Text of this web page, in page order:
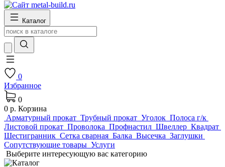
Каталог
0
Избранное
0
0 р. Корзина
Арматурный прокат Трубный прокат Уголок Полоса г/к
Листовой прокат Проволока Профнастил Швеллер Квадрат
Шестигранник Сетка сварная Балка Высечка Заглушки
Сопутствующие товары Услуги
Выберите интересующую вас категорию